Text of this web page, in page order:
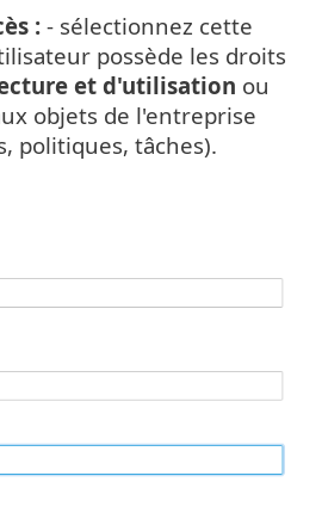
: - sélectionnez cette
possède les droits
et d'utilisation ou
objets de l'entreprise
politiques, tâches).